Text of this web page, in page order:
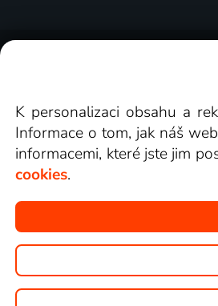
K personalizaci obsahu a
Informace o tom, jak náš
informacemi, které jste jim
cookies.